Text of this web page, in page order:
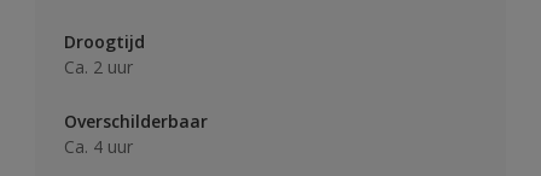
Droogtijd
Ca. 2 uur
Overschilderbaar
Ca. 4 uur